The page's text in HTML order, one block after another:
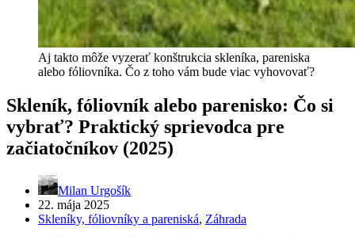
Aj takto môže vyzerať konštrukcia skleníka, pareniska
alebo fóliovníka. Čo z toho vám bude viac vyhovovať?
Skleník, fóliovník alebo parenisko: Čo si
vybrať? Praktický sprievodca pre
začiatočníkov (2025)
Milan Urgošík
22. mája 2025
Skleníky, fóliovníky a pareniská, Záhrada